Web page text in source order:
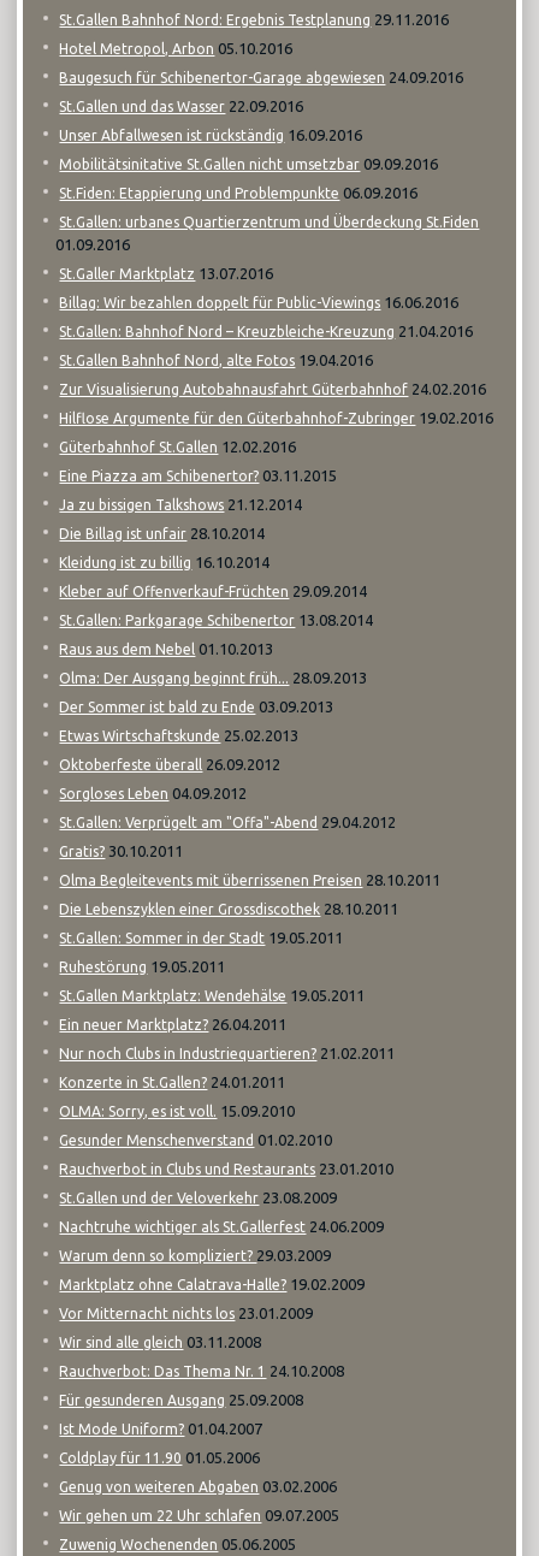
St.Gallen Bahnhof Nord: Ergebnis Testplanung 29.11.2016
Hotel Metropol, Arbon 05.10.2016
Baugesuch für Schibenertor-Garage abgewiesen 24.09.2016
St.Gallen und das Wasser 22.09.2016
Unser Abfallwesen ist rückständig 16.09.2016
Mobilitätsinitative St.Gallen nicht umsetzbar 09.09.2016
St.Fiden: Etappierung und Problempunkte 06.09.2016
St.Gallen: urbanes Quartierzentrum und Überdeckung St.Fiden
01.09.2016
St.Galler Marktplatz 13.07.2016
Billag: Wir bezahlen doppelt für Public-Viewings 16.06.2016
St.Gallen: Bahnhof Nord – Kreuzbleiche-Kreuzung 21.04.2016
St.Gallen Bahnhof Nord, alte Fotos 19.04.2016
Zur Visualisierung Autobahnausfahrt Güterbahnhof 24.02.2016
Hilflose Argumente für den Güterbahnhof-Zubringer 19.02.2016
Güterbahnhof St.Gallen 12.02.2016
Eine Piazza am Schibenertor? 03.11.2015
Ja zu bissigen Talkshows 21.12.2014
Die Billag ist unfair 28.10.2014
Kleidung ist zu billig 16.10.2014
Kleber auf Offenverkauf-Früchten 29.09.2014
St.Gallen: Parkgarage Schibenertor 13.08.2014
Raus aus dem Nebel 01.10.2013
Olma: Der Ausgang beginnt früh... 28.09.2013
Der Sommer ist bald zu Ende 03.09.2013
Etwas Wirtschaftskunde 25.02.2013
Oktoberfeste überall 26.09.2012
Sorgloses Leben 04.09.2012
St.Gallen: Verprügelt am "Offa"-Abend 29.04.2012
Gratis? 30.10.2011
Olma Begleitevents mit überrissenen Preisen 28.10.2011
Die Lebenszyklen einer Grossdiscothek 28.10.2011
St.Gallen: Sommer in der Stadt 19.05.2011
Ruhestörung 19.05.2011
St.Gallen Marktplatz: Wendehälse 19.05.2011
Ein neuer Marktplatz? 26.04.2011
Nur noch Clubs in Industriequartieren? 21.02.2011
Konzerte in St.Gallen? 24.01.2011
OLMA: Sorry, es ist voll. 15.09.2010
Gesunder Menschenverstand 01.02.2010
Rauchverbot in Clubs und Restaurants 23.01.2010
St.Gallen und der Veloverkehr 23.08.2009
Nachtruhe wichtiger als St.Gallerfest 24.06.2009
Warum denn so kompliziert? 29.03.2009
Marktplatz ohne Calatrava-Halle? 19.02.2009
Vor Mitternacht nichts los 23.01.2009
Wir sind alle gleich 03.11.2008
Rauchverbot: Das Thema Nr. 1 24.10.2008
Für gesunderen Ausgang 25.09.2008
Ist Mode Uniform? 01.04.2007
Coldplay für 11.90 01.05.2006
Genug von weiteren Abgaben 03.02.2006
Wir gehen um 22 Uhr schlafen 09.07.2005
Zuwenig Wochenenden 05.06.2005